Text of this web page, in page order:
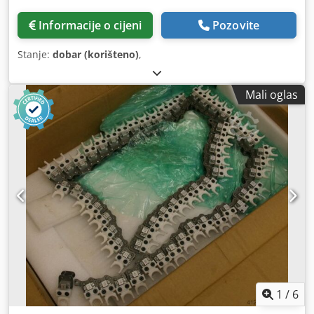
Informacije o cijeni Pozovite
Stanje: dobar (korišteno),
Mali oglas
1 / 6